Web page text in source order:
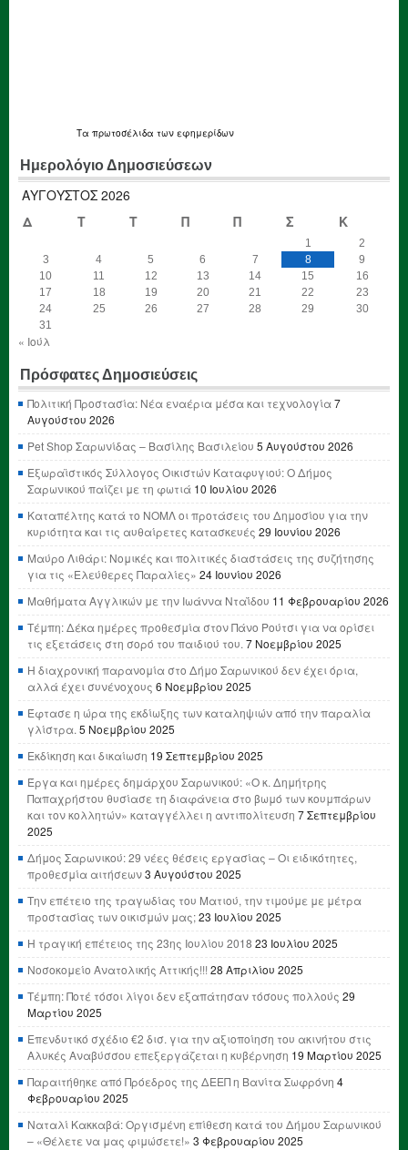
Τα πρωτοσέλιδα των εφημερίδων
Ημερολόγιο Δημοσιεύσεων
ΑΎΓΟΥΣΤΟΣ 2026
Δ
Τ Τ Π Π Σ Κ
1
2
3
4 5 6 7 8
9
10
11 12 13 14 15
16
17
18 19 20 21 22
23
24
25 26 27 28 29
30
31
« Ιούλ
Πρόσφατες Δημοσιεύσεις
Πολιτική Προστασία: Νέα εναέρια μέσα και τεχνολογία7
Αυγούστου 2026
Pet Shop Σαρωνίδας – Βασίλης Βασιλείου 5 Αυγούστου 2026
Εξωραϊστικός Σύλλογος Οικιστών Καταφυγιού: Ο Δήμος
Σαρωνικού παίζει με τη φωτιά 10 Ιουλίου 2026
Καταπέλτης κατά το ΝΟΜΛ οι προτάσεις του Δημοσίου για την
κυριότητα και τις αυθαίρετες κατασκευές 29 Ιουνίου 2026
Μαύρο Λιθάρι: Νομικές και πολιτικές διαστάσεις της συζήτησης
για τις «Ελεύθερες Παραλίες» 24 Ιουνίου 2026
Μαθήματα Αγγλικών με την Ιωάννα Νταΐδου 11 Φεβρουαρίου 2026
Τέμπη: Δέκα ημέρες προθεσμία στον Πάνο Ρούτσι για να ορίσει
τις εξετάσεις στη σορό του παιδιού του.7 Νοεμβρίου 2025
Η διαχρονική παρανομία στο Δήμο Σαρωνικού δεν έχει όρια,
αλλά έχει συνένοχους 6 Νοεμβρίου 2025
Έφτασε η ώρα της εκδίωξης των καταληψιών από την παραλία
γλίστρα.5 Νοεμβρίου 2025
Εκδίκηση και δικαίωση 19 Σεπτεμβρίου 2025
Έργα και ημέρες δημάρχου Σαρωνικού: «Ο κ. Δημήτρης
Παπαχρήστου θυσίασε τη διαφάνεια στο βωμό των κουμπάρων
και τον κολλητών» καταγγέλλει η αντιπολίτευση 7 Σεπτεμβρίου
2025
Δήμος Σαρωνικού: 29 νέες θέσεις εργασίας – Οι ειδικότητες,
προθεσμία αιτήσεων3 Αυγούστου 2025
Την επέτειο της τραγωδίας του Ματιού, την τιμούμε με μέτρα
προστασίας των οικισμών μας;23 Ιουλίου 2025
Η τραγική επέτειος της 23ης Ιουλίου 2018 23 Ιουλίου 2025
Νοσοκομείο Ανατολικής Αττικής!!! 28 Απριλίου 2025
Τέμπη: Ποτέ τόσοι λίγοι δεν εξαπάτησαν τόσους πολλούς 29
Μαρτίου 2025
Επενδυτικό σχέδιο €2 δισ. για την αξιοποίηση του ακινήτου στις
Αλυκές Αναβύσσου επεξεργάζεται η κυβέρνηση 19 Μαρτίου 2025
Παραιτήθηκε από Πρόεδρος της ΔΕΕΠ η Βανίτα Σωφρόνη 4
Φεβρουαρίου 2025
Ναταλί Κακκαβά: Οργισμένη επίθεση κατά του Δήμου Σαρωνικού
– «Θέλετε να μας φιμώσετε!» 3 Φεβρουαρίου 2025